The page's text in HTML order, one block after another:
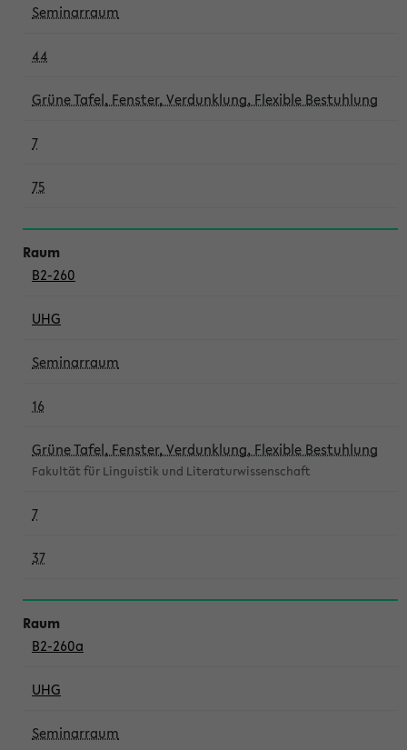
Seminarraum
44
Grüne Tafel, Fenster, Verdunklung, Flexible Bestuhlung
7
75
B2-260
UHG
Seminarraum
16
Grüne Tafel, Fenster, Verdunklung, Flexible Bestuhlung
Fakultät für Linguistik und Literaturwissenschaft
7
37
B2-260a
UHG
Seminarraum